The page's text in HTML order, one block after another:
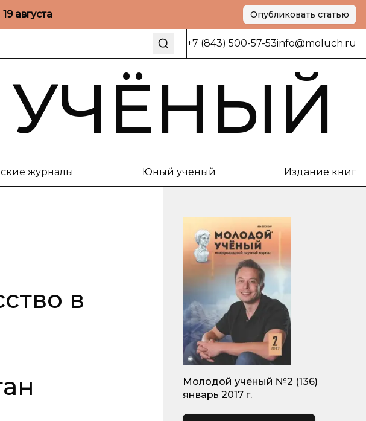
19 августа Опубликовать статью
+7 (843) 500-57-53info@moluch.ru
журналы Юный ученый Издание книг
в
Молодой учёный №2 (136)
январь 2017 г.